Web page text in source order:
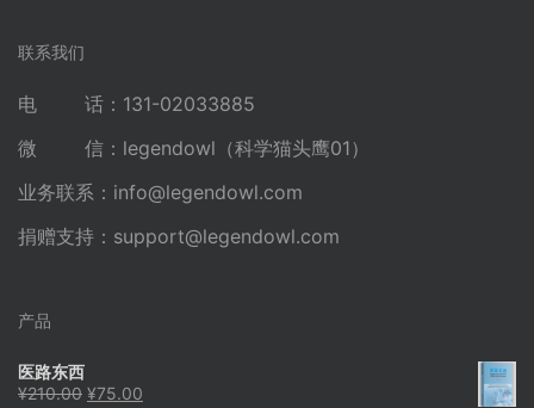
联系我们
电 话：131-02033885
微 信：legendowl（科学猫头鹰01）
业务联系： info@legendowl.com
捐赠支持： support@legendowl.com
产品
医路东西
¥210.00 原
¥75.00